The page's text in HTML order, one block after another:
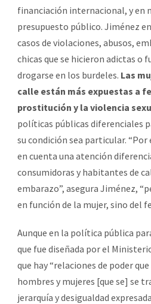
financiación internacional, y en
presupuesto público. Jiménez
casos de violaciones, abusos,
chicas que se hicieron adictas o
drogarse en los burdeles. Las
calle están más expuestas a
prostitución y la violencia
políticas públicas diferenciales
su condición sea particular.
en cuenta una atención
consumidoras y habitantes de
embarazo”, asegura Jiménez,
en función de la mujer, sino del
Aunque en la política pública
que fue diseñada por el
que hay “relaciones de poder
hombres y mujeres [que se] se
jerarquía y desigualdad